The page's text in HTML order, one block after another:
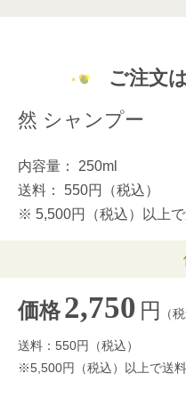
ご注文
然 シャンプー
内容量：
250ml
送料：
550円（税込）
※ 5,500円（税込）以上
価格2,750 円 （
送料：550円（税込）
※5,500円（税込）以上で送